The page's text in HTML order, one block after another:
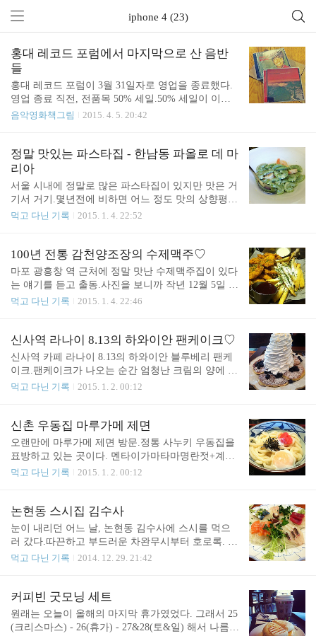
iphone 4 (23)
홍대 레코드 포럼에서 마지막으로 산 음반
들
홍대 레코드 포럼이 3월 31일자로 영업을 종료했다.
영업 종료 직전, 전품목 50% 세일.50% 세일이 이렇
게 안반가워 보이긴 처음일거다. 오랫동안 홍대 삼거
디 값이 많이 비싸져서 속은 좀 쓰리지만 여전히 건
재함에 고마웠던" 레코드 포럼이이렇게 갑작스레 문
을 닫다니...ㅠㅠ 중고등학생때부터 다녔던 레코드
포럼.이제는 정말 먼 기억 속으로 묻어야 하나보다.
물론, 사장님께서 좀 쉬다가 다시 영업을 할지도 모
른다고 하긴 했는데 말 그대로 기약이 없으니...그리
있던 레코드 포럼이 같은 가게가 아니였던 것처럼어
디선가 다시 문을 여신다고 해도, 더이상 그 홍..
음악영화책그림 2015. 4. 5. 20:42
정말 맛있는 파스타집 - 한남동 파올로 데 마
리아
서울 시내에 정말로 많은 파스타집이 있지만 맛은 거
기서 거기.몇년전에 비하면 어느 정도 맛의 상향평준
화가 이뤄져서 왠만한 가게에 가도 적당히 맛있는 파
스타집"이라고 자신있게 말할 수 있다.한남동 파올로
데 마리아.가격이 살짝 부담스럽고 직원들이 미묘하
게 고자세인 것만 빼면 파스타는 정말 기가 막히게
한 레스토랑 말야?라고 얘기함ㅎㅎ) 다양한 종류로
무슨 치즈인지도 모르고 또 맛나게 먹음.난 아무래도
치즈바보인 듯..ㅎㅎ Tagliatelle alla Bolognese (볼로냐
식 토마토 미트소스의 ..
먹고 다닌 기록 2015. 1. 4. 22:52
100년 전통 감천양조장의 수제맥주♡
마포 광흥창 역 근처에 정말 맛난 수제맥주집이 있다
는 얘기를 듣고 출동.사진을 보니까 작년 12월 5일 금
요일에 갔구나ㅎㅎ 맥주는 다섯 종류가 있다.친구는
데 내 입맛엔 참 잘 맞았다. 주문을 해놓고 설레이는
마음으로 가게를 둘러봤다.감천양조장의 역사는 무
려 100년을 거슬러 올라간다고 한다. 일본이나 다른
남아 있지 않은 것이 참 안타까웠는데물론 꾸준히 이
모습이 참 보기 좋았다^^물론 마케팅적인 측면도 없
진 않겠지만ㅎㅎ 드디어 맥주가 나왔다.맥주 잔받침
이 각자 주문한 맥주의 번호임...ㅎㅎ이거 괜..
먹고 다닌 기록 2015. 1. 4. 22:46
신사역 라나이 8.13의 하와이안 팬케이크♡
신사역 카페 라나이 8.13의 하와이안 블루베리 팬케
이크.팬케이크가 나오는 순간 엄청난 크림의 양에 정
말 깜짝 놀랐다ㅋ아무리 달고 느끼한 걸 잘 먹는 나
익 라지 사이즈 + 아메리카노 2잔 셋트의 가격이 19,0
00원인데 양이 많아서 끼니 대용 가능.사진엔 없지만
커피맛도 괜찮았다♡ 세종류의 시럽을 내주는 게 특
이 가게에서만 맛볼 수 있다고.(인기 있으면 금방 다
a'i는하와이에 있는 지명(섬 이름)이기도 하면서하와
이에서 베란다나 앞뜰(Patio)를 뜻하는 단어라고 한
다. 마침 한적한 시간에 가서 그런..
먹고 다닌 기록 2015. 1. 2. 00:12
신촌 우동집 마루가메 제면
오랜만에 마루가메 제면 방문.정통 사누키 우동집을
표방하고 있는 곳이다. 멘타이가마타마명란젓+계란
+간장소스 비비면 대략 이런 모습이 된다."사누키 우
과 달리멘타이가마타마는 별도로 조리를 해야하기
때문에 보통 6분 ~ 10분 정도 기다려야 한다...그대신
면발은 다른 우동보다 확실히 더 맛있는 것 같다. 기
들어있다.파, 튀김가루 등의 토핑을 넣기 전이라 비
어지는 가게라 입구로 들어와서 우동 종류를 주문해
받은 뒤그 다음엔 각종 튀김과 주먹밥, 음료 등을 골
라 접시에 담고계산을 마친 뒤 파, 와사비, 튀김가..
먹고 다닌 기록 2015. 1. 2. 00:12
논현동 스시집 김수사
눈이 내리던 어느 날, 논현동 김수사에 스시를 먹으
러 갔다.따끈하고 부드러운 차완무시부터 호로록. 먼
저 신선하고 맛난 회 한접시♡ 회와 함께 시소잎을
번째 초밥 접시. 두번째 초밥 접시.다 좋았는데 다만
이날따라 어쩐 일인지 와사비가 엄청나게 많이 들어
있어서 나중엔 밥과 회를 분리시켜 와사비를 덜어내
먹고 다닌 기록 2014. 12. 29. 21:42
커피빈 굿모닝 세트
원래는 오늘이 올해의 마지막 휴가였었다. 그래서 25
(크리스마스) - 26(휴가) - 27&28(토&일) 해서 나름 4